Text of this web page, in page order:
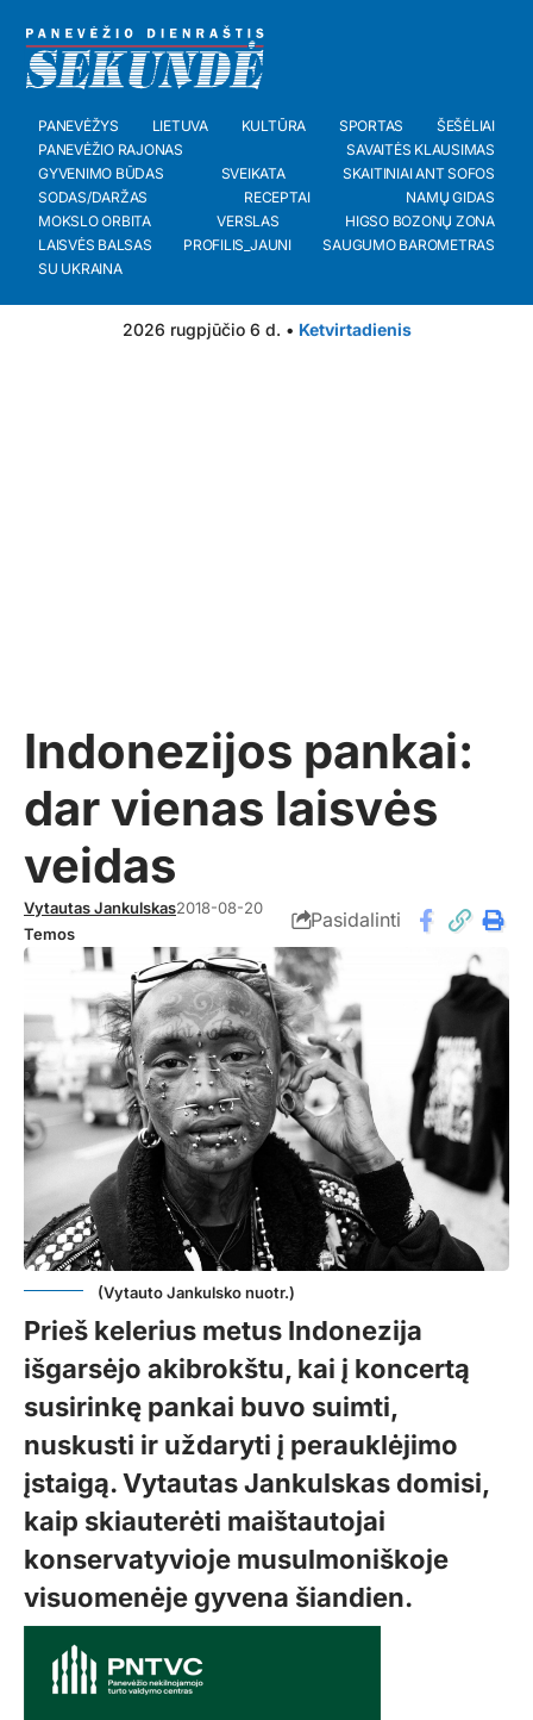
PANEVĖŽYS LIETUVA KULTŪRA SPORTAS
ŠEŠĖLIAI
PANEVĖŽIO RAJONAS
SAVAITĖS KLAUSIMAS
GYVENIMO BŪDAS
SVEIKATA
SKAITINIAI ANT SOFOS
SODAS/DARŽAS
RECEPTAI
NAMŲ GIDAS
MOKSLO ORBITA
VERSLAS
HIGSO BOZONŲ ZONA
LAISVĖS BALSAS
PROFILIS_JAUNI
SAUGUMO BAROMETRAS
SU UKRAINA
2026 rugpjūčio 6 d. • Ketvirtadienis
Indonezijos pankai:
dar vienas laisvės
veidas
Vytautas Jankulskas2018-08-20
Temos
Pasidalinti
(Vytauto Jankulsko nuotr.)
Prieš kelerius metus Indonezija
išgarsėjo akibrokštu, kai į koncertą
susirinkę pankai buvo suimti,
nuskusti ir uždaryti į perauklėjimo
įstaigą. Vytautas Jankulskas domisi,
kaip skiauterėti maištautojai
konservatyvioje musulmoniškoje
visuomenėje gyvena šiandien.